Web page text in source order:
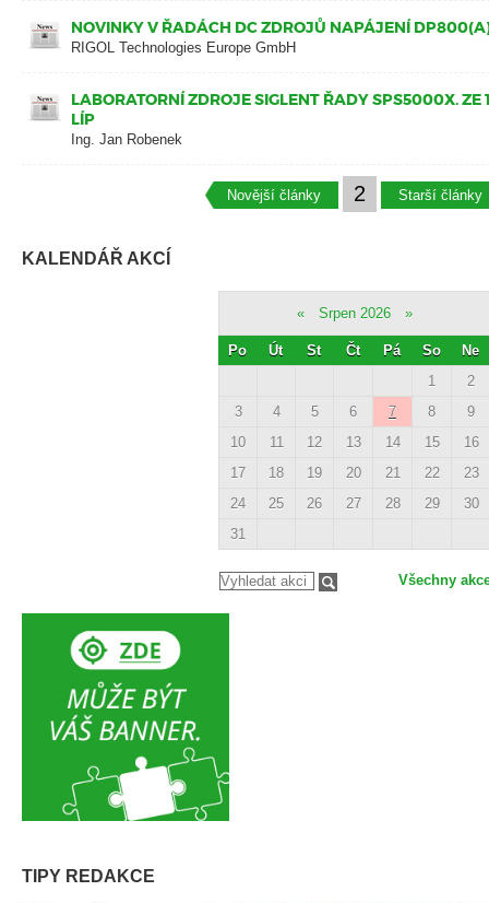
NOVINKY V ŘADÁCH DC ZDROJŮ NAPÁJENÍ
RIGOL Technologies Europe GmbH
LABORATORNÍ ZDROJE SIGLENT ŘADY SPS5000X. ZE
LÍP
Ing. Jan Robenek
Novější články 2 Starší články
KALENDÁŘ AKCÍ
« Srpen 2026 »
Po Út St Čt Pá So
Ne
1
2
3
4 5 6 7 8
9
10
11 12 13 14 15
16
17
18 19 20 21 22
23
24
25 26 27 28 29
30
31
Všechny
TIPY REDAKCE